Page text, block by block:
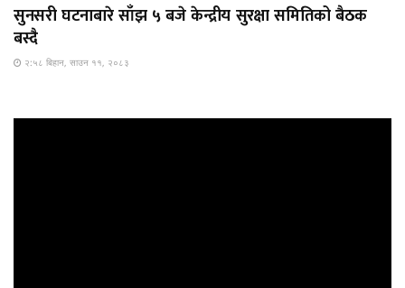
सुनसरी घटनाबारे साँझ ५ बजे केन्द्रीय सुरक्षा समितिको बैठक
बस्दै
२:५८ बिहान, साउन ११, २०८३